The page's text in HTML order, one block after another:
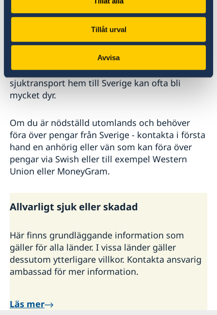
Tillåt urval
Avvisa
verksamheten från Stockholm finns beränsade
möjligheter att ge konsulärt stöd i Irak. Om du
vill kan UD hålla dina anhöriga i Sverige
informerade om din situation.
Kostnaden för akut sjukvård i Irak och eventuell
sjuktransport hem till Sverige kan ofta bli
mycket dyr.
Om du är nödställd utomlands och behöver
föra över pengar från Sverige - kontakta i första
hand en anhörig eller vän som kan föra över
pengar via Swish eller till exempel Western
Union eller MoneyGram.
Allvarligt sjuk eller skadad
Här finns grundläggande information som
gäller för alla länder. I vissa länder gäller
dessutom ytterligare villkor. Kontakta ansvarig
ambassad för mer information.
Läs mer